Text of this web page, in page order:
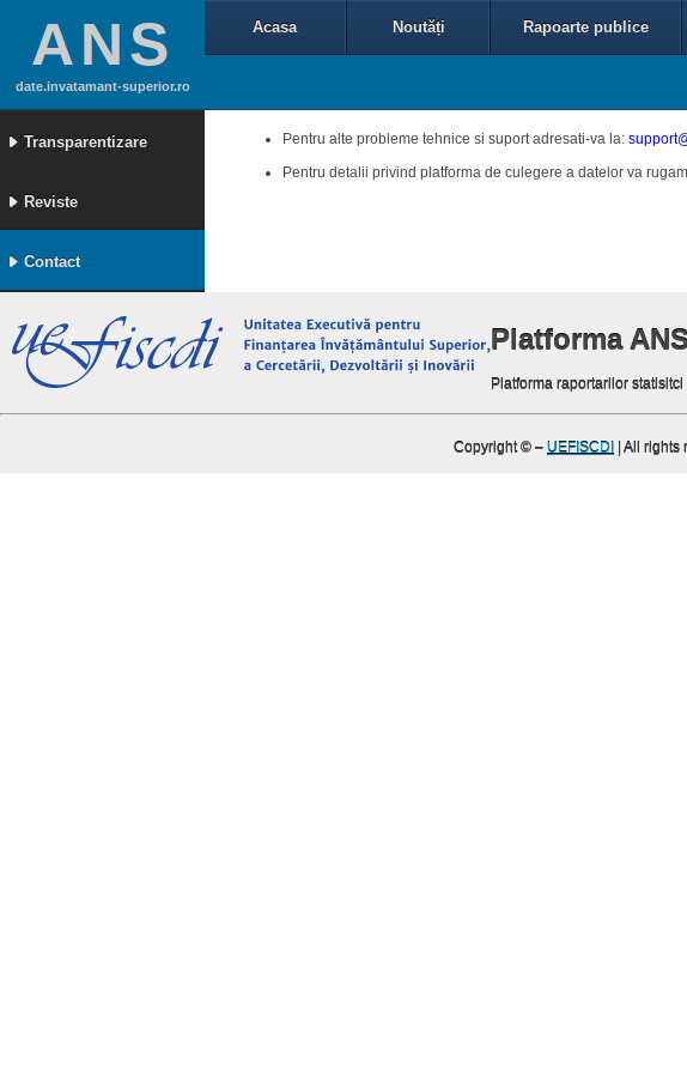
ANS
date.invatamant-superior.ro
Transparentizare
Reviste
Contact
Acasa Noutăți Rapoarte publice
Pentru alte probleme tehnice si suport adresati-va la:
Pentru detalii privind platforma de culegere a datelor va
Platforma ANS
Platforma raportarilor
Copyright © – UEFISCDI | All